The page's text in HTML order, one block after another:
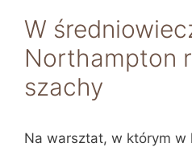
W
Northampton
szachy
Na warsztat, w którym w